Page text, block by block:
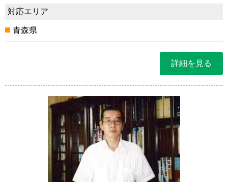
対応エリア
青森県
詳細を見る